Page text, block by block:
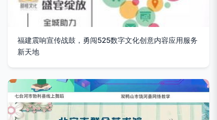
福建震响宣传战鼓，勇闯525数字文化创意内容应用服务
新天地